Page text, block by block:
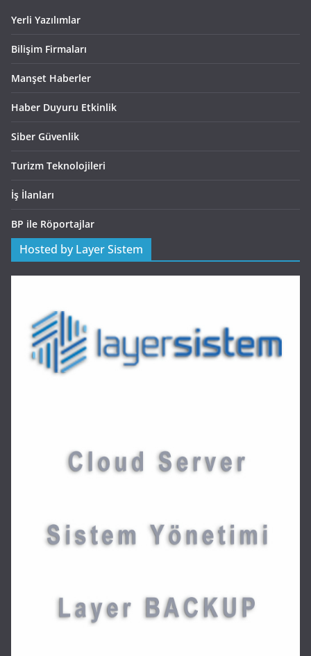
Yerli Yazılımlar
Bilişim Firmaları
Manşet Haberler
Haber Duyuru Etkinlik
Siber Güvenlik
Turizm Teknolojileri
İş İlanları
BP ile Röportajlar
Hosted by Layer Sistem